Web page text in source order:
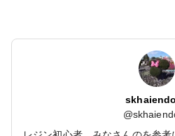
@